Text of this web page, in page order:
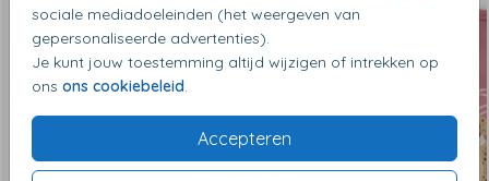
sociale mediadoeleinden (het weergeven van
gepersonaliseerde advertenties).
Je kunt jouw toestemming altijd wijzigen of intrekken op
ons ons cookiebeleid.
Accepteren